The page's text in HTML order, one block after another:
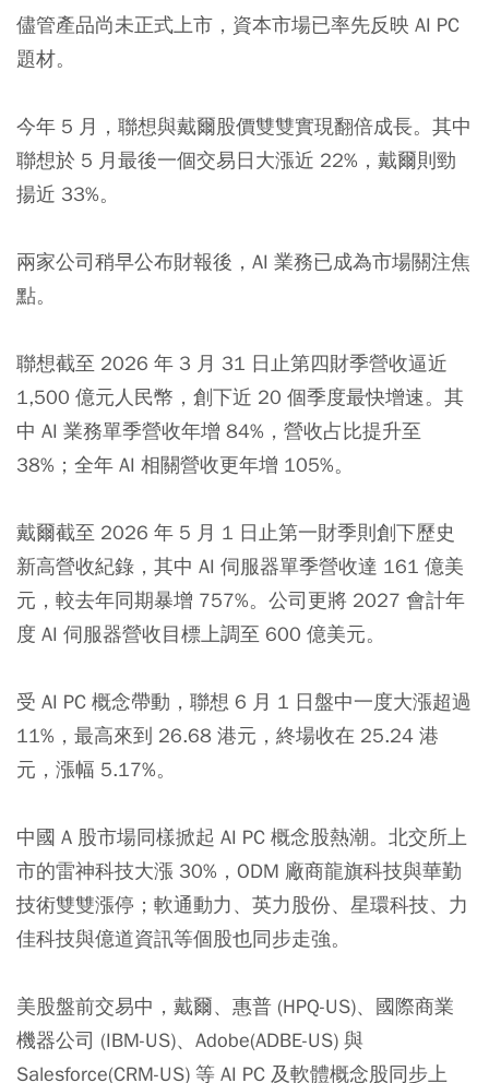
儘管產品尚未正式上市，資本市場已率先反映 AI PC
題材。
今年 5 月，聯想與戴爾股價雙雙實現翻倍成長。其中
聯想於 5 月最後一個交易日大漲近 22%，戴爾則勁
揚近 33%。
兩家公司稍早公布財報後，AI 業務已成為市場關注焦
點。
聯想截至 2026 年 3 月 31 日止第四財季營收逼近
1,500 億元人民幣，創下近 20 個季度最快增速。其
中 AI 業務單季營收年增 84%，營收占比提升至
38%；全年 AI 相關營收更年增 105%。
戴爾截至 2026 年 5 月 1 日止第一財季則創下歷史
新高營收紀錄，其中 AI 伺服器單季營收達 161 億美
元，較去年同期暴增 757%。公司更將 2027 會計年
度 AI 伺服器營收目標上調至 600 億美元。
受 AI PC 概念帶動，聯想 6 月 1 日盤中一度大漲超過
11%，最高來到 26.68 港元，終場收在 25.24 港
元，漲幅 5.17%。
中國 A 股市場同樣掀起 AI PC 概念股熱潮。北交所上
市的雷神科技大漲 30%，ODM 廠商龍旗科技與華勤
技術雙雙漲停；軟通動力、英力股份、星環科技、力
佳科技與億道資訊等個股也同步走強。
美股盤前交易中，戴爾、惠普 (HPQ-US)、國際商業
機器公司 (IBM-US)、Adobe(ADBE-US) 與
Salesforce(CRM-US) 等 AI PC 及軟體概念股同步上